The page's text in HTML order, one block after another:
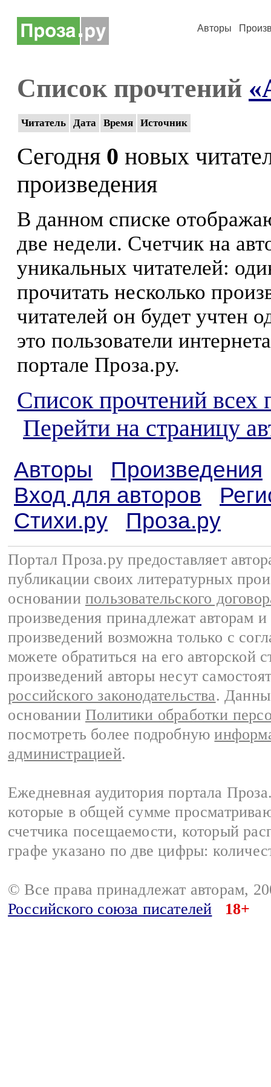
Авторы
Список прочтений
Читатель Дата Время Источник
Сегодня 0 новых
произведения
В данном списке
две недели. Счетчик на
уникальных читателей:
прочитать несколько
читателей он будет учтен
это пользователи
портале Проза.ру.
Список прочтений всех
Перейти на страницу
Авторы
Произведения
Вход для авторов
Стихи.ру
Проза.ру
Портал Проза.ру предоставляет
публикации своих литературных
основании пользовательского
произведения принадлежат авторам
произведений возможна только с
можете обратиться на его авторской
произведений авторы несут
российского законодательства.
основании Политики обработки
посмотреть более подробную
администрацией.
Ежедневная аудитория портала
которые в общей сумме
счетчика посещаемости, который
графе указано по две цифры:
© Все права принадлежат авторам,
Российского союза писателей
18+